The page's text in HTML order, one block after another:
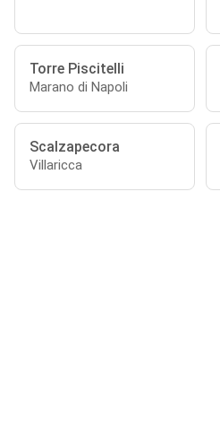
Torre Piscitelli
Marano di Napoli
Scalzapecora
Villaricca